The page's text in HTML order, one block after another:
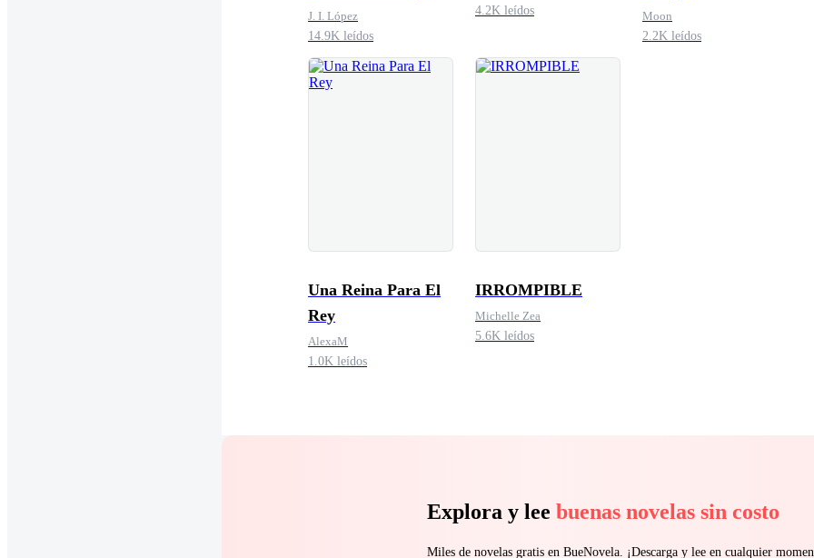
J. I. López
14.9K leídos
4.2K leídos
Moon
2.2K leídos
Una Reina Para El
Rey
AlexaM
1.0K leídos
IRROMPIBLE
Michelle Zea
5.6K leídos
Explora y lee buenas novelas sin costo
Miles de novelas gratis en BueNovela. ¡Descarga y lee en cualquier